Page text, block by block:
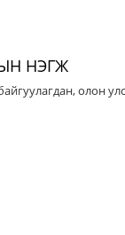
НЭГЖ
олон